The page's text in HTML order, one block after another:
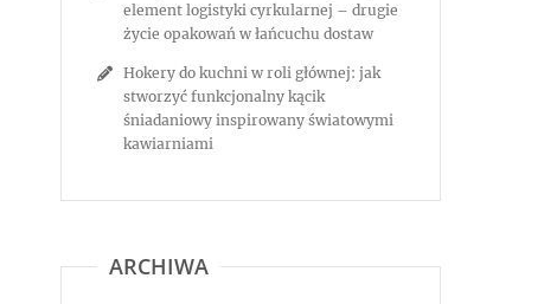
element logistyki cyrkularnej – drugie
życie opakowań w łańcuchu dostaw
Hokery do kuchni w roli głównej: jak
stworzyć funkcjonalny kącik
śniadaniowy inspirowany światowymi
kawiarniami
ARCHIWA